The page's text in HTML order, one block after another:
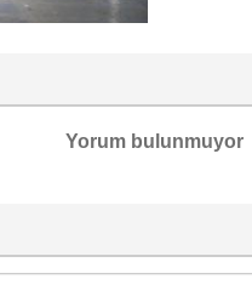
Yorum bulunmuyor